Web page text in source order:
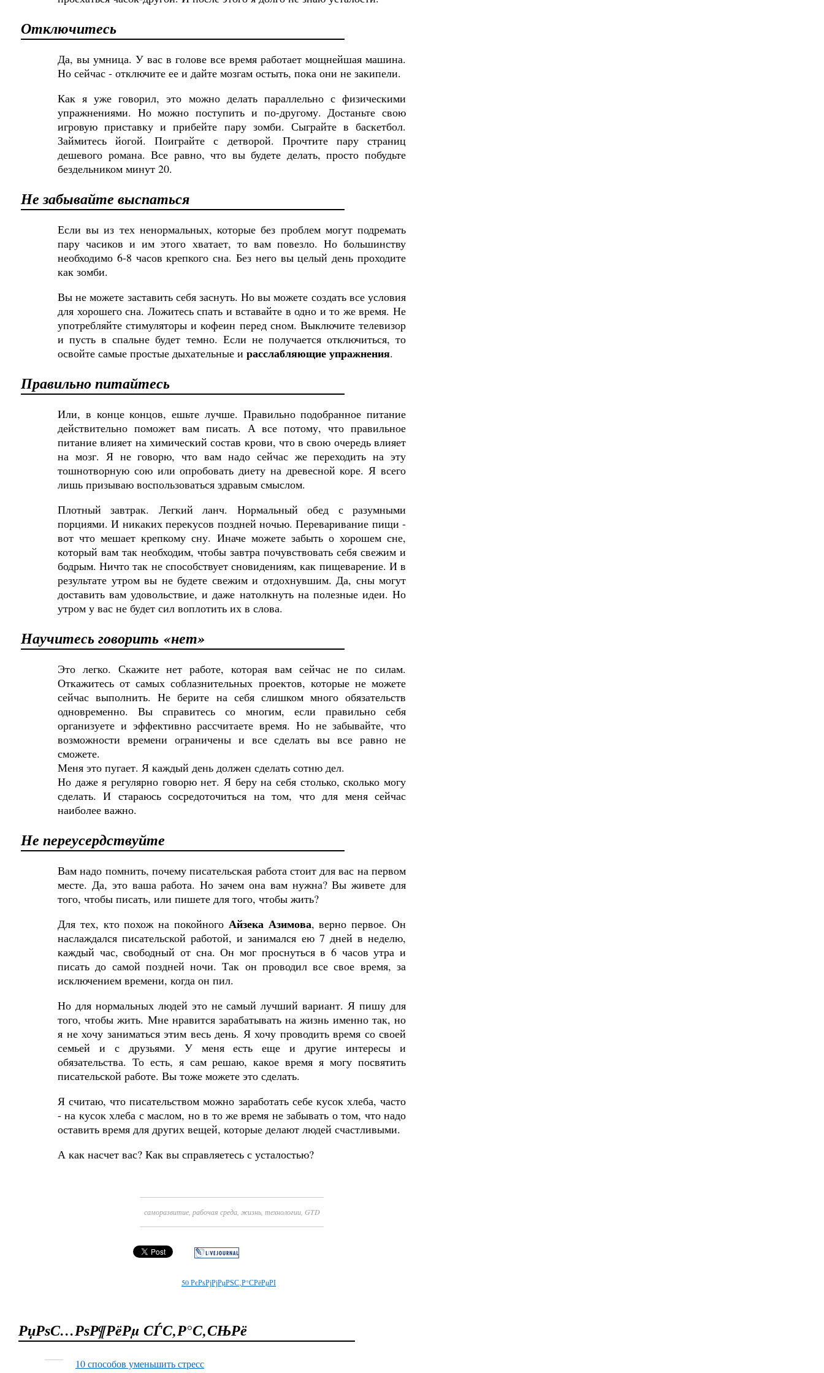
Отключитесь
Да, вы умница. У вас в голове все время работает мощнейшая машина.
Но сейчас - отключите ее и дайте мозгам остыть, пока они не закипели.
Как я уже говорил, это можно делать параллельно с физическими
упражнениями. Но можно поступить и по-другому.Достаньте свою
игровую приставку и прибейте пару зомби. Сыграйте в баскетбол.
Займитесь йогой. Поиграйте с детворой. Прочтите пару страниц
дешевого романа. Все равно, что вы будете делать, просто побудьте
бездельником минут 20.
Не забывайте выспаться
Если вы из тех ненормальных, которые без проблем могут подремать
пару часиков и им этого хватает, то вам повезло. Но большинству
необходимо 6-8 часов крепкого сна.Без него вы целый день проходите
как зомби.
Вы не можете заставить себя заснуть. Но вы можете создать все условия
для хорошего сна. Ложитесь спать и вставайте в одно и то же время. Не
употребляйте стимуляторы и кофеин перед сном. Выключите телевизор
и пусть в спальне будет темно. Если не получается отключиться, то
освойте самые простые дыхательные и расслабляющие упражнения.
Правильнопитайтесь
Или, в конце концов, ешьте лучше. Правильно подобранное питание
действительно поможет вам писать. А все потому, что правильное
питание влияет на химический состав крови, что в свою очередь влияет
на мозг. Я не говорю, что вам надо сейчас же переходить на эту
тошнотворную сою или опробовать диету на древесной коре. Я всего
лишь призываю воспользоваться здравым смыслом.
Плотный
завтрак. Легкий ланч. Нормальный обед с разумными
порциями. И никаких перекусов поздней ночью.Переваривание пищи -
вот что мешает крепкому сну. Иначе можете забыть о хорошем сне,
который вам так необходим, чтобы завтра почувствовать себя свежим и
бодрым. Ничто так не способствует сновидениям, как пищеварение. И в
результате утром вы не будете свежим и отдохнувшим. Да, сны могут
доставить вам удовольствие, и даже натолкнуть на полезные идеи. Но
утром у вас не будет сил воплотить их в слова.
Научитесьговорить «нет»
Это легко. Скажите нет работе, которая вам сейчас не по силам.
Откажитесь от самых соблазнительных проектов, которые не можете
сейчас выполнить. Не берите на себя слишком много обязательств
одновременно.Вы справитесь со многим, если правильно себя
организуете и эффективно рассчитаете время. Но не забывайте, что
возможности времени ограничены и все сделать вы все равно не
сможете.
Меня это пугает. Я каждый день должен сделать сотню дел.
Но даже я регулярно говорю нет. Я беру на себя столько, сколько могу
сделать. И стараюсь сосредоточиться на том, что для меня сейчас
наиболее важно.
Не переусердствуйте
Вам надо помнить, почему писательская работа стоит для вас на первом
месте. Да, это ваша работа.Но зачем она вам нужна? Вы живете для
того, чтобы писать, или пишете для того, чтобы жить?
Для тех, кто похож на покойного Айзека Азимова, верно первое. Он
наслаждался писательской работой, и занимался ею 7 дней в неделю,
каждый час, свободный от сна. Он мог проснуться в 6 часов утра и
писать до самой поздней ночи. Так он проводил все свое время, за
исключением времени, когда он пил.
Но для нормальных людей это не самый лучший вариант. Я пишу для
того, чтобы жить. Мне нравится зарабатывать на жизнь именно так, но
я не хочу заниматься этим весь день. Я хочу проводить время со своей
семьей и с друзьями. У меня есть еще и другие интересы и
обязательства. То есть, я сам решаю, какое время я могу посвятить
писательской работе. Вы тоже можете это сделать.
Я считаю, что писательством можно заработать себе кусок хлеба, часто
- на кусок хлеба с маслом, но в то же время не забывать о том, что надо
оставить время для других вещей, которые делают людей счастливыми.
А как насчет вас? Как вы справляетесь с усталостью?
саморазвитие, рабочая среда, жизнь, технологии, GTD
50РєРѕРјРјРµРЅС‚Р°СРёРµРІ
РџРѕС…РѕР¶РёРµ СЃС‚Р°С‚СЊРё
10 способов уменьшить стресс